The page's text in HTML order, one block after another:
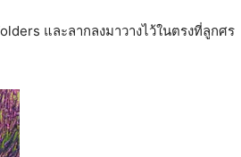
และลากลงมาวางไว้ในตรงที่ลูกศร